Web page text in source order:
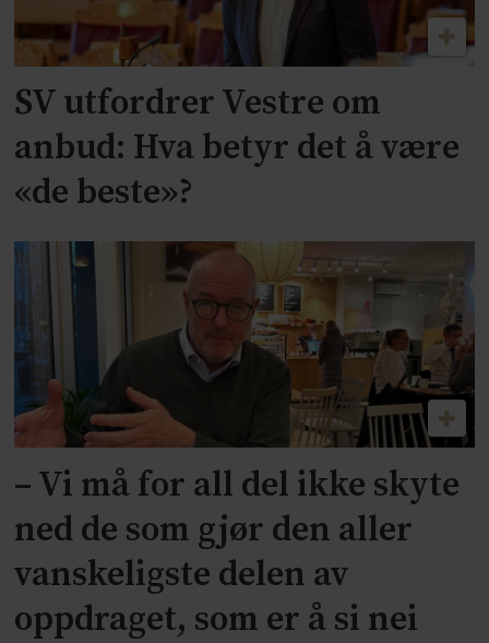
SV utfordrer Vestre om
anbud: Hva betyr det å være
«de beste»?
– Vi må for all del ikke skyte
ned de som gjør den aller
vanskeligste delen av
oppdraget, som er å si nei